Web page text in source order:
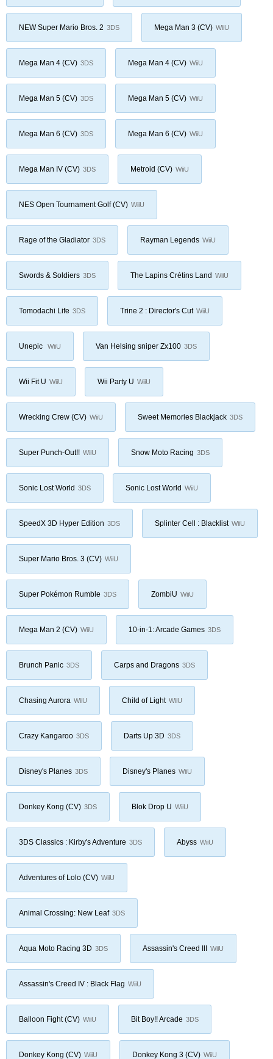
NEW Super Mario Bros. 2 3DS Mega Man 3 (CV) WiiU
Mega Man 4 (CV) 3DS Mega Man 4 (CV) WiiU
Mega Man 5 (CV) 3DS Mega Man 5 (CV) WiiU
Mega Man 6 (CV) 3DS Mega Man 6 (CV) WiiU
Mega Man IV (CV) 3DS Metroid (CV) WiiU
NES Open Tournament Golf (CV) WiiU
Rage of the Gladiator 3DS Rayman Legends WiiU
Swords & Soldiers 3DS The Lapins Crétins Land WiiU
Tomodachi Life 3DS Trine 2 : Director's Cut WiiU
Unepic WiiU Van Helsing sniper Zx100 3DS
Wii Fit U WiiU Wii Party U WiiU
Wrecking Crew (CV) WiiU Sweet Memories Blackjack 3DS
Super Punch-Out!! WiiU Snow Moto Racing 3DS
Sonic Lost World 3DS Sonic Lost World WiiU
SpeedX 3D Hyper Edition 3DS Splinter Cell : Blacklist WiiU
Super Mario Bros. 3 (CV) WiiU
Super Pokémon Rumble 3DS ZombiU WiiU
Mega Man 2 (CV) WiiU 10-in-1: Arcade Games 3DS
Brunch Panic 3DS Carps and Dragons 3DS
Chasing Aurora WiiU Child of Light WiiU
Crazy Kangaroo 3DS Darts Up 3D 3DS
Disney's Planes 3DS Disney's Planes WiiU
Donkey Kong (CV) 3DS Blok Drop U WiiU
3DS Classics : Kirby's Adventure 3DS Abyss WiiU
Adventures of Lolo (CV) WiiU
Animal Crossing: New Leaf 3DS
Aqua Moto Racing 3D 3DS Assassin's Creed III WiiU
Assassin's Creed IV : Black Flag WiiU
Balloon Fight (CV) WiiU Bit Boy!! Arcade 3DS
Donkey Kong (CV) WiiU Donkey Kong 3 (CV) WiiU